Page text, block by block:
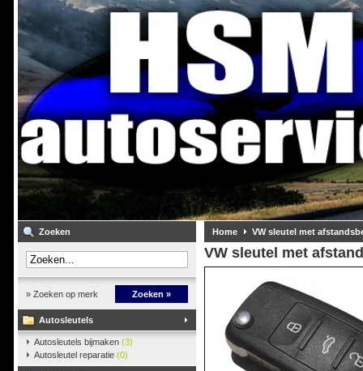
Zoeken
» Zoeken op merk Zoeken »
Autosleutels
Autosleutels bijmaken (3)
Autosleutel reparatie (0)
Home VW sleutel met
VW sleutel met